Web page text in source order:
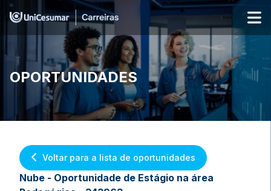
OPORTUNIDADES
Voltar para a lista de oportunidades
Nube - Oportunidade de Estágio na área